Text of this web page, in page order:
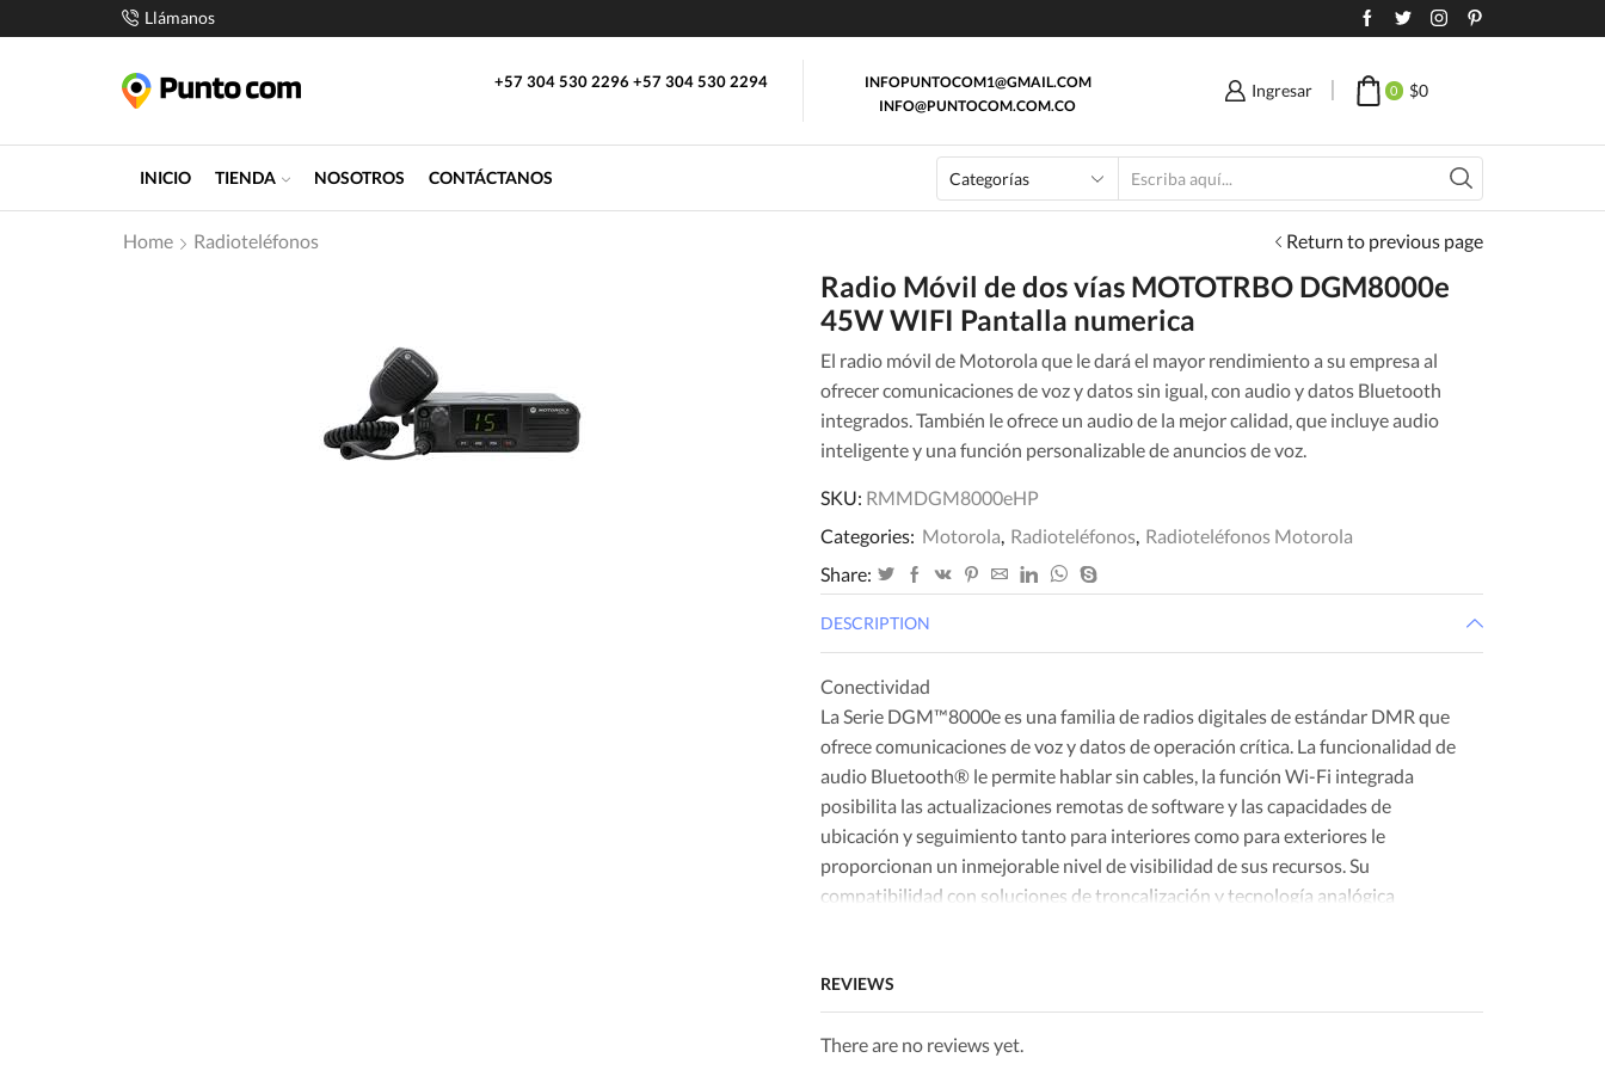
Llámanos
+57 304 530 2296 +57 304 530 2294
INFOPUNTOCOM1@GMAIL.COM
INFO@PUNTOCOM.COM.CO
Ingresar 0 $0
INICIO TIENDA NOSOTROS CONTÁCTANOS
Search
input
Home Radioteléfonos Return to previous page
Radio Móvil de dos vías MOTOTRBO DGM8000e
45W WIFI Pantalla numerica
El radio móvil de Motorola que le dará el mayor rendimiento a su empresa al
ofrecer comunicaciones de voz y datos sin igual, con audio y datos Bluetooth
integrados. También le ofrece un audio de la mejor calidad, que incluye audio
inteligente y una función personalizable de anuncios de voz.
SKU: RMMDGM8000eHP
Categories: Motorola, Radioteléfonos, Radioteléfonos Motorola
Share:
DESCRIPTION
Conectividad
La Serie DGM™8000e es una familia de radios digitales de estándar DMR que
ofrece comunicaciones de voz y datos de operación crítica. La funcionalidad de
audio Bluetooth® le permite hablar sin cables, la función Wi-Fi integrada
posibilita las actualizaciones remotas de software y las capacidades de
ubicación y seguimiento tanto para interiores como para exteriores le
proporcionan un inmejorable nivel de visibilidad de sus recursos. Su
compatibilidad con soluciones de troncalización y tecnología analógica
La mensajería de texto y la administración de órdenes de trabajo simplifican las
REVIEWS
There are no reviews yet.